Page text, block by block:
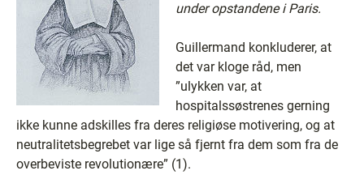
under opstandene i Paris.
Guillermand konkluderer, at
det var kloge råd, men
”ulykken var, at
hospitalssøstrenes gerning
ikke kunne adskilles fra deres religiøse motivering, og at
neutralitetsbegrebet var lige så fjernt fra dem som fra de
overbeviste revolutionære” (1).